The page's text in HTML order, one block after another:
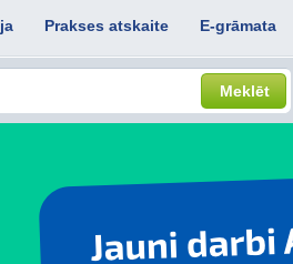
Prakses atskaite E-grāmata
Meklēt